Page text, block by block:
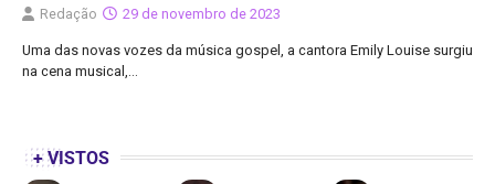
Redação 29 de novembro de 2023
Uma das novas vozes da música gospel, a cantora Emily Louise surgiu
na cena musical,…
+ VISTOS